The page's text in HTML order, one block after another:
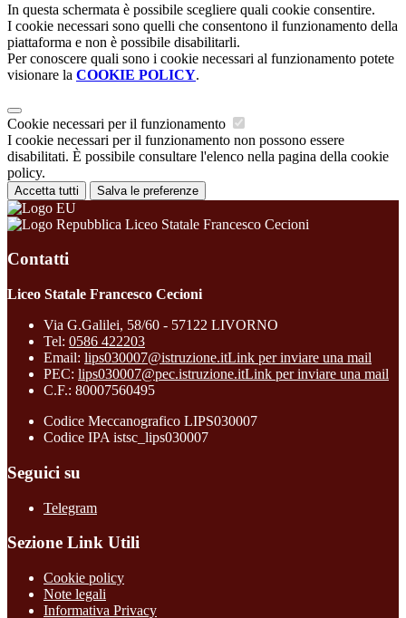
In questa schermata è possibile scegliere quali cookie consentire.
I cookie necessari sono quelli che consentono il funzionamento della
piattaforma e non è possibile disabilitarli.
Per conoscere quali sono i cookie necessari al funzionamento potete
visionare la COOKIE POLICY.
Cookie necessari per il funzionamento
I cookie necessari per il funzionamento non possono essere
disabilitati. È possibile consultare l'elenco nella pagina della cookie
policy.
Accetta tutti Salva le preferenze
Liceo Statale Francesco Cecioni
Contatti
Liceo Statale Francesco Cecioni
Via G.Galilei, 58/60 - 57122 LIVORNO
Tel: 0586 422203
Email: lips030007@istruzione.itLink per inviare una mail
PEC: lips030007@pec.istruzione.itLink per inviare una mail
C.F.: 80007560495
Codice Meccanografico LIPS030007
Codice IPA istsc_lips030007
Seguici su
Telegram
Sezione Link Utili
Cookie policy
Note legali
Informativa Privacy